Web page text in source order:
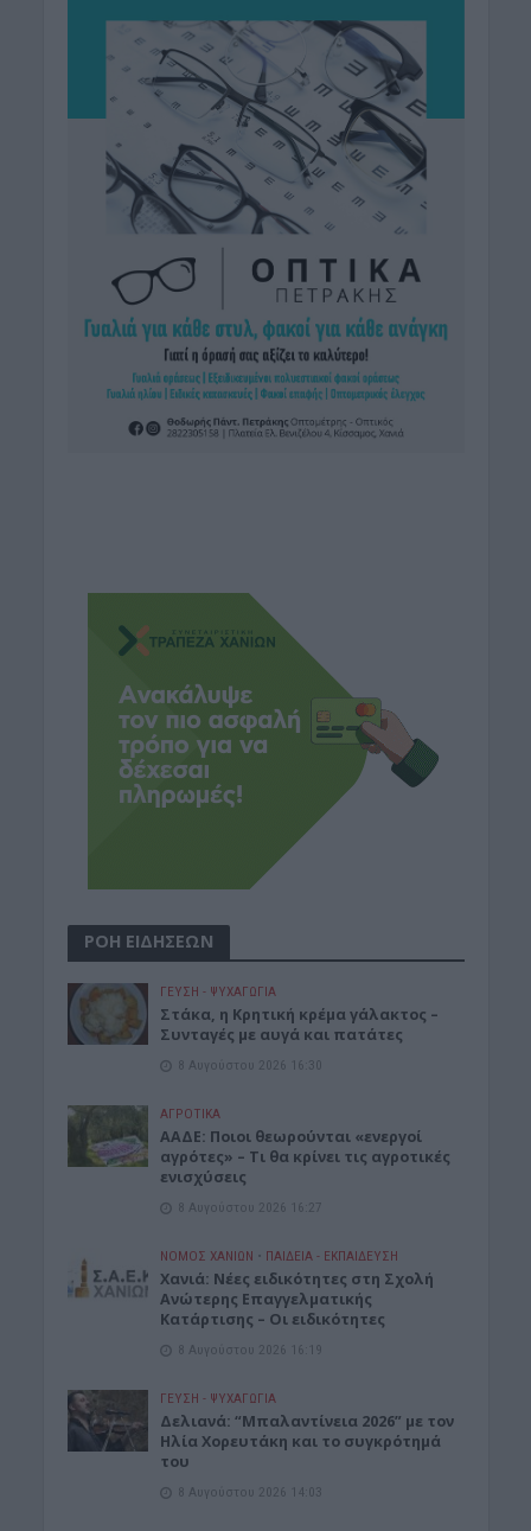
ΡΟΗ ΕΙΔΗΣΕΩΝ
ΓΕΎΣΗ - ΨΥΧΑΓΩΓΊΑ
Στάκα, η Κρητική κρέμα γάλακτος –
Συνταγές με αυγά και πατάτες
8 Αυγούστου 2026 16:30
ΑΓΡΟΤΙΚΑ
ΑΑΔΕ: Ποιοι θεωρούνται «ενεργοί
αγρότες» – Τι θα κρίνει τις αγροτικές
ενισχύσεις
8 Αυγούστου 2026 16:27
ΝΟΜΌΣ ΧΑΝΊΩΝ • ΠΑΙΔΕΙΑ - ΕΚΠΑΙΔΕΥΣΗ
Χανιά: Νέες ειδικότητες στη Σχολή
Ανώτερης Επαγγελματικής
Κατάρτισης – Οι ειδικότητες
8 Αυγούστου 2026 16:19
ΓΕΎΣΗ - ΨΥΧΑΓΩΓΊΑ
Δελιανά: “Μπαλαντίνεια 2026” με τον
Ηλία Χορευτάκη και το συγκρότημά
του
8 Αυγούστου 2026 14:03